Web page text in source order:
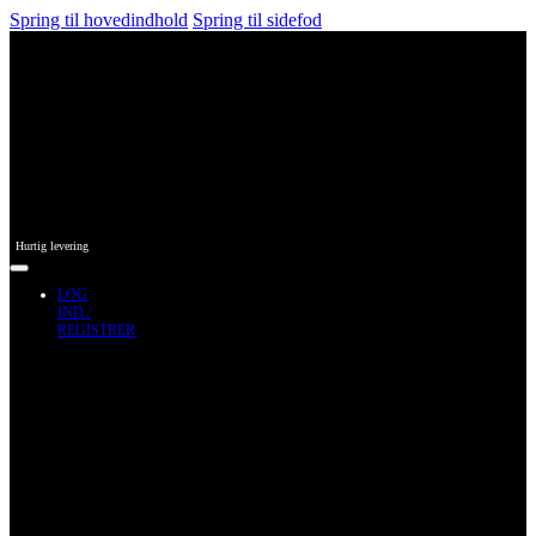
Spring til hovedindhold Spring til sidefod
Hurtig levering
LOG
IND /
REGISTRER